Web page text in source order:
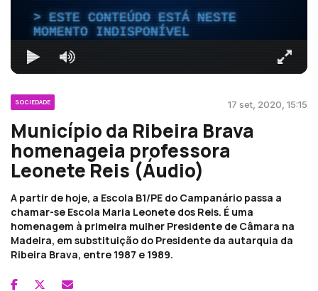
ESTE CONTEÚDO ESTÁ NESTE
MOMENTO INDISPONÍVEL
SOCIEDADE 17 set, 2020, 15:15
Município da Ribeira Brava
homenageia professora
Leonete Reis (Áudio)
A partir de hoje, a Escola B1/PE do Campanário passa a
chamar-se Escola Maria Leonete dos Reis. É uma
homenagem à primeira mulher Presidente de Câmara na
Madeira, em substituição do Presidente da autarquia da
Ribeira Brava, entre 1987 e 1989.